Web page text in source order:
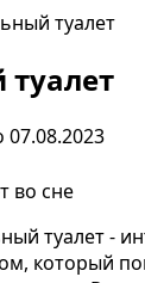
туалет
во сне
туалет -
который